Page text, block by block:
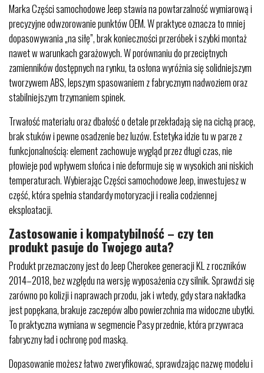
Marka Części samochodowe Jeep stawia na powtarzalność wymiarową i
precyzyjne odwzorowanie punktów OEM. W praktyce oznacza to mniej
dopasowywania „na siłę”, brak konieczności przeróbek i szybki montaż
nawet w warunkach garażowych. W porównaniu do przeciętnych
zamienników dostępnych na rynku, ta osłona wyróżnia się solidniejszym
tworzywem ABS, lepszym spasowaniem z fabrycznym nadwoziem oraz
stabilniejszym trzymaniem spinek.
Trwałość materiału oraz dbałość o detale przekładają się na cichą pracę,
brak stuków i pewne osadzenie bez luzów. Estetyka idzie tu w parze z
funkcjonalnością: element zachowuje wygląd przez długi czas, nie
płowieje pod wpływem słońca i nie deformuje się w wysokich ani niskich
temperaturach. Wybierając Części samochodowe Jeep, inwestujesz w
część, która spełnia standardy motoryzacji i realia codziennej
eksploatacji.
Zastosowanie i kompatybilność – czy ten
produkt pasuje do Twojego auta?
Produkt przeznaczony jest do Jeep Cherokee generacji KL z roczników
2014–2018, bez względu na wersję wyposażenia czy silnik. Sprawdzi się
zarówno po kolizji i naprawach przodu, jak i wtedy, gdy stara nakładka
jest popękana, brakuje zaczepów albo powierzchnia ma widoczne ubytki.
To praktyczna wymiana w segmencie Pasy przednie, która przywraca
fabryczny ład i ochronę pod maską.
Dopasowanie możesz łatwo zweryfikować, sprawdzając nazwę modelu i